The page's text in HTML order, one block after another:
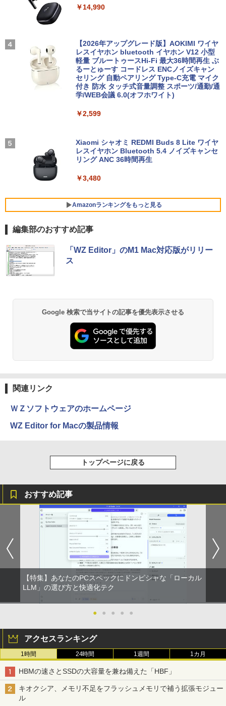
楽譜 吹奏楽J−POP 好きすぎて滅！〔Gra
de 3〕／M！LK【沖縄・離島以外送料無
料】
￥5,940
U ]
￥792
￥14,990
【2026年アップグレード版】AOKIMI ワイヤ
レスイヤホン bluetooth イヤホン V12 小型
軽量 ブルートゥースHi-Fi 最大36時間再生 ぶ
るーとゅーす コードレス ENCノイズキャン
セリング 自動ペアリング Type-C充電 マイク
付き 防水 タッチ式音量調整 スポーツ/通勤/通
学/WEB会議 6.0(オフホワイト)
￥2,599
Xiaomi シャオミ REDMI Buds 8 Lite ワイヤ
レスイヤホン Bluetooth 5.4 ノイズキャンセ
リング ANC 36時間再生
￥3,480
Amazonランキングをもっと見る
BRUCE WAYNE feat. Flo Milli, ATL Jacob
[Explicit]
BRUCE WAYNE feat. Flo Milli, ATL Jacob
￥250
￥250
￥250
【Amazon.co.jp限定】 い・ろ・は・す 2L P
ET ラベルレス ×8本
by Amazon 天然水 ラベルレス 500ml ×24本
ウォーター ペットボトル 静岡県産 500ミリリ
ットル (Smart Basic)
強炭酸水 ペットボトル 500ミリリットル (Sm
art Basic)
コカ・コーラ やかんの麦茶 from 爽健美茶 ラ
ベルレス 650mlPET×24本
￥2,009
薬屋のひとりごと 17巻 (デジタル版ビッグガ
ンガンコミックス)
異世界居酒屋「のぶ」(22) (角川コミックス・
￥832
￥572
版ビッグガンガンコミックス)
￥810
編集部のおすすめ記事
「WZ Editor」のM1 Mac対応版がリリー
ス
Google 検索で当サイトの記事を優先表示させる
関連リンク
ＷＺソフトウェアのホームページ
WZ Editor for Macの製品情報
トップページに戻る
おすすめ記事
【特集】あなたのPCスペックにドンピシャな「ローカル
LLM」の選び方と快適化テク
● ● ● ● ●
アクセスランキング
1時間 24時間 1週間 1カ月
HBMの速さとSSDの大容量を兼ね備えた「HBF」
キオクシア、メモリ不足をフラッシュメモリで補う拡張モジュー
ル